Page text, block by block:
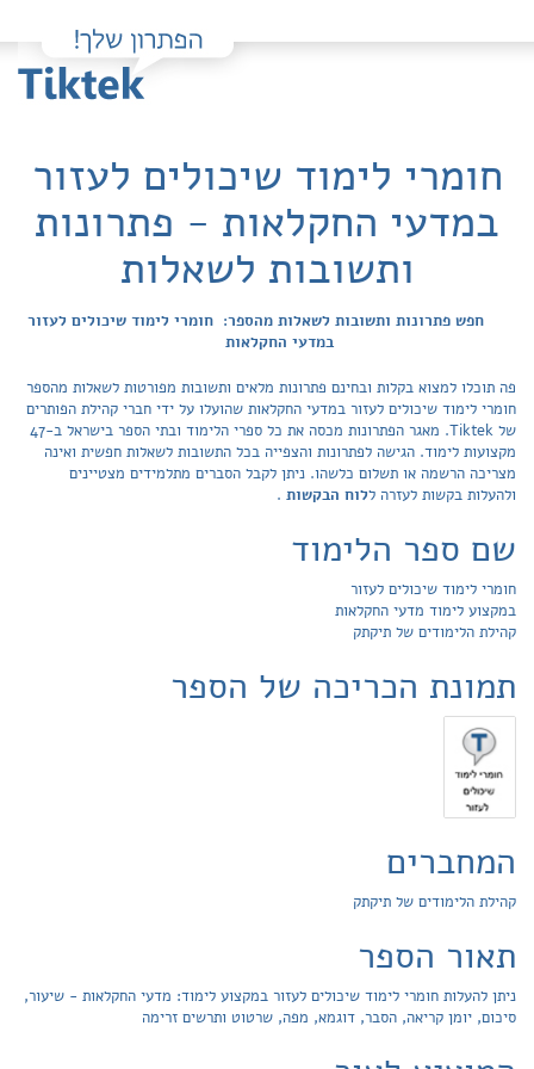
חומרי לימוד שיכולים לעזור
במדעי החקלאות - פתרונות
ותשובות לשאלות
חפש פתרונות ותשובות לשאלות מהספר: חומרי לימוד שיכולים לעזור
במדעי החקלאות
פה תוכלו למצוא בקלות ובחינם פתרונות מלאים ותשובות מפורטות לשאלות מהספר
חומרי לימוד שיכולים לעזור במדעי החקלאות שהועלו על ידי חברי קהילת הפותרים
של Tiktek. מאגר הפתרונות מכסה את כל ספרי הלימוד ובתי הספר בישראל ב-47
מקצועות לימוד. הגישה לפתרונות והצפייה בכל התשובות לשאלות חפשית ואינה
מצריכה הרשמה או תשלום כלשהו. ניתן לקבל הסברים מתלמידים מצטיינים
ולהעלות בקשות לעזרה ללוח הבקשות .
שם ספר הלימוד
חומרי לימוד שיכולים לעזור
במקצוע לימוד מדעי החקלאות
קהילת הלימודים של תיקתק
תמונת הכריכה של הספר
המחברים
קהילת הלימודים של תיקתק
תאור הספר
ניתן להעלות חומרי לימוד שיכולים לעזור במקצוע לימוד: מדעי החקלאות - שיעור,
סיכום, יומן קריאה, הסבר, דוגמא, מפה, שרטוט ותרשים זרימה